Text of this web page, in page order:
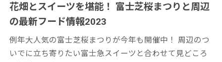
花畑とスイーツを堪能！ 富士芝桜まつりと周辺
の最新フード情報2023
例年大人気の富士芝桜まつりが今年も開催中！ 周辺のつ
いでに立ち寄りたい富士急スイーツと合わせて見どころ